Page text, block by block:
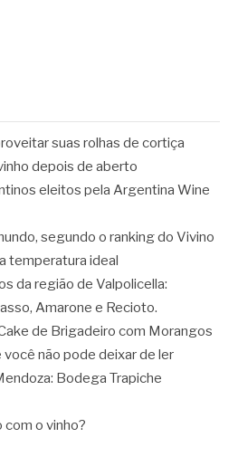
suas rolhas de cortiça
depois de aberto
eleitos pela Argentina Wine
segundo o ranking do Vivino
temperatura ideal
da região de Valpolicella:
Amarone e Recioto.
de Brigadeiro com Morangos
você não pode deixar de ler
Bodega Trapiche
com o vinho?